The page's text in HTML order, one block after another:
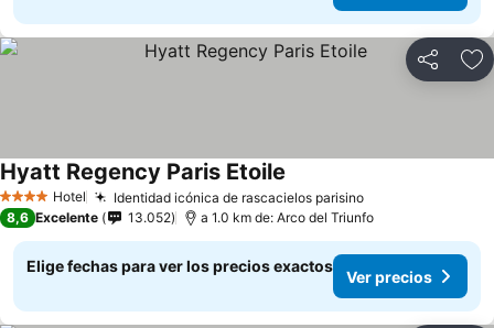
Compartir
4 EstrellasHotel Identidad icónica de rascacielos parisinoVer precios
Hyatt Regency Paris Etoile
8,6 Excelente 13.052 a 1.0 km de: Arco del Triunfo
Elige fechas para ver los precios exactos
Ver precios